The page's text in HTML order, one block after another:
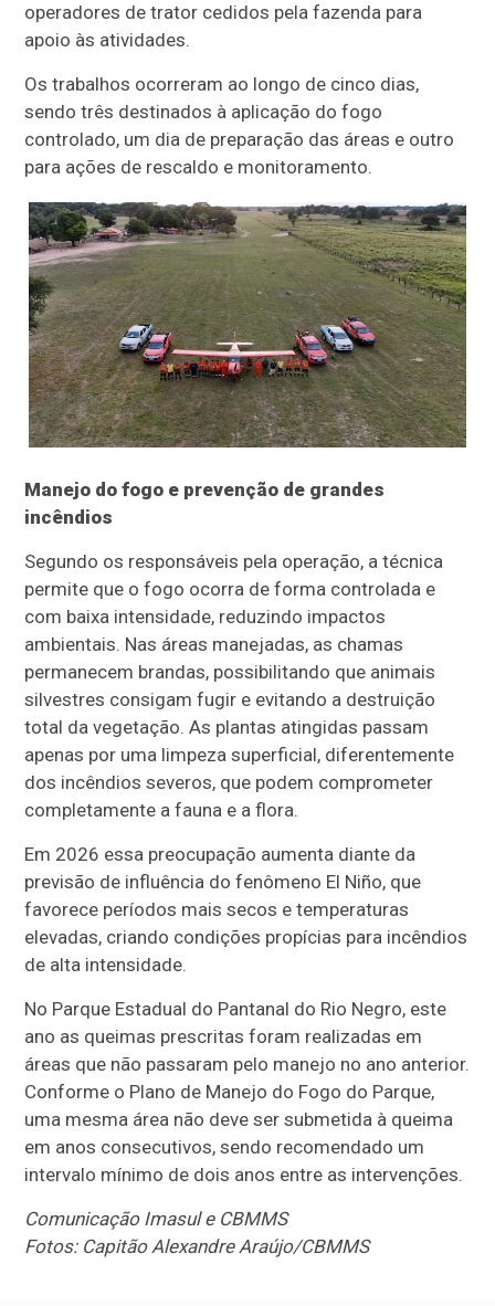
operadores de trator cedidos pela fazenda para
apoio às atividades.
Os trabalhos ocorreram ao longo de cinco dias,
sendo três destinados à aplicação do fogo
controlado, um dia de preparação das áreas e outro
para ações de rescaldo e monitoramento.
Manejo do fogo e prevenção de grandes
incêndios
Segundo os responsáveis pela operação, a técnica
permite que o fogo ocorra de forma controlada e
com baixa intensidade, reduzindo impactos
ambientais. Nas áreas manejadas, as chamas
permanecem brandas, possibilitando que animais
silvestres consigam fugir e evitando a destruição
total da vegetação. As plantas atingidas passam
apenas por uma limpeza superficial, diferentemente
dos incêndios severos, que podem comprometer
completamente a fauna e a flora.
Em 2026 essa preocupação aumenta diante da
previsão de influência do fenômeno El Niño, que
favorece períodos mais secos e temperaturas
elevadas, criando condições propícias para incêndios
de alta intensidade.
No Parque Estadual do Pantanal do Rio Negro, este
ano as queimas prescritas foram realizadas em
áreas que não passaram pelo manejo no ano anterior.
Conforme o Plano de Manejo do Fogo do Parque,
uma mesma área não deve ser submetida à queima
em anos consecutivos, sendo recomendado um
intervalo mínimo de dois anos entre as intervenções.
Comunicação Imasul e CBMMS
Fotos: Capitão Alexandre Araújo/CBMMS